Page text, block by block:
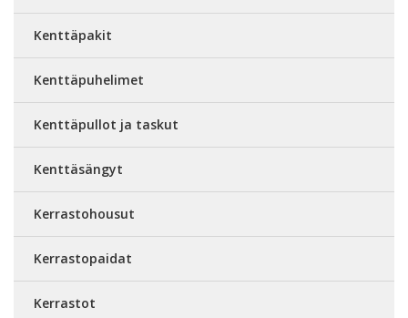
Kenttäpakit
Kenttäpuhelimet
Kenttäpullot ja taskut
Kenttäsängyt
Kerrastohousut
Kerrastopaidat
Kerrastot